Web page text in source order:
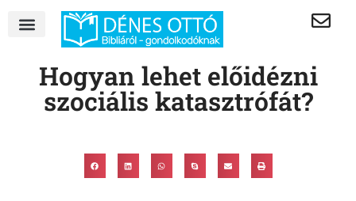
Hogyan lehet előidézni
szociális katasztrófát?